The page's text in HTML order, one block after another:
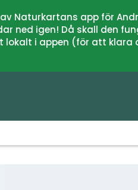
Naturkartans app för
ned igen! Då skall den
i appen (för att